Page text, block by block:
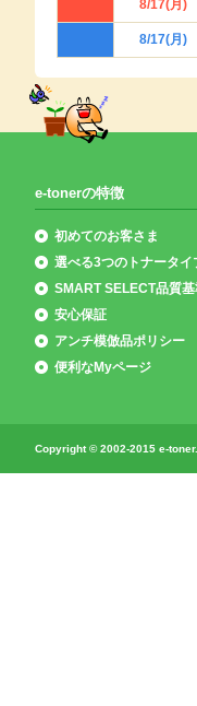
8/17(月)
8/17(月)
e-tonerの特徴
初めてのお客さま
選べる3つのトナータイ
SMART SELECT品質
安心保証
アンチ模倣品ポリシー
便利なMyページ
Copyright © 2002-2015 e-